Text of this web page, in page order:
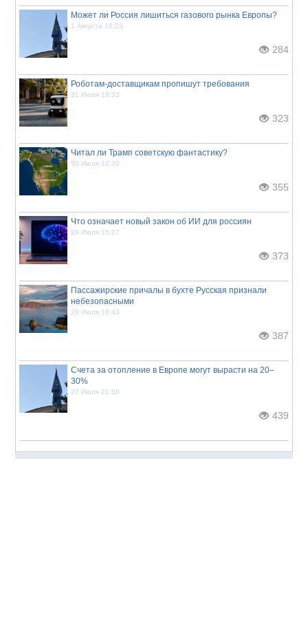
Может ли Россия лишиться газового рынка Европы?
1 Августа 16:23
284
Роботам-доставщикам пропишут требования
31 Июля 18:32
323
Читал ли Трамп советскую фантастику?
30 Июля 12:20
355
Что означает новый закон об ИИ для россиян
29 Июля 15:27
373
Пассажирские причалы в бухте Русская признали
небезопасными
28 Июля 18:43
387
Счета за отопление в Европе могут вырасти на 20–
30%
27 Июля 21:50
439